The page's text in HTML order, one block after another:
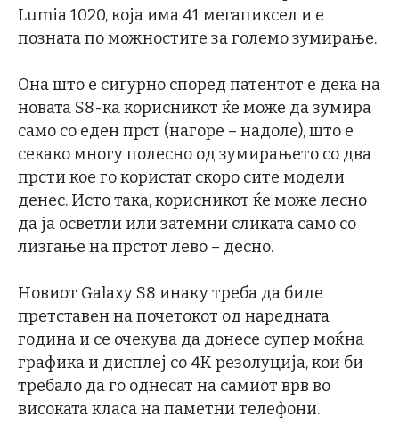
Lumia 1020, која има 41 мегапиксел и е
позната по можностите за големо зумирање.
Она што е сигурно според патентот е дека на
новата S8-ка корисникот ќе може да зумира
само со еден прст (нагоре – надоле), што е
секако многу полесно од зумирањето со два
прсти кое го користат скоро сите модели
денес. Исто така, корисникот ќе може лесно
да ја осветли или затемни сликата само со
лизгање на прстот лево – десно.
Новиот Galaxy S8 инаку треба да биде
претставен на почетокот од наредната
година и се очекува да донесе супер моќна
графика и дисплеј со 4K резолуција, кои би
требало да го однесат на самиот врв во
високата класа на паметни телефони.